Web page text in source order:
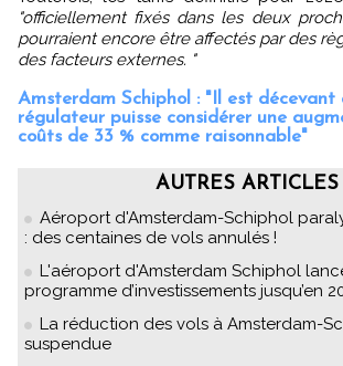
"officiellement fixés dans les deux
pourraient encore être affectés par des
des facteurs externes. "
Amsterdam Schiphol : "Il est décevant
régulateur puisse considérer une
coûts de 33 % comme raisonnable"
AUTRES ARTICLES
Aéroport d'Amsterdam-Schiphol
: des centaines de vols annulés !
L'aéroport d'Amsterdam Schiphol
programme d’investissements jusqu’en
La réduction des vols à Amsterdam-
suspendue